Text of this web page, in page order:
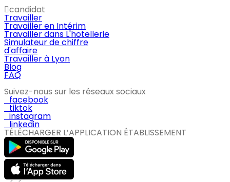
candidat
Travailler
Travailler en Intérim
Travailler dans L'hotellerie
Simulateur de chiffre
d'affaire
Travailler à Lyon
Blog
FAQ
Suivez-nous sur les réseaux sociaux
facebook
tiktok
instagram
linkedin
TÉLÉCHARGER L’APPLICATION ÉTABLISSEMENT